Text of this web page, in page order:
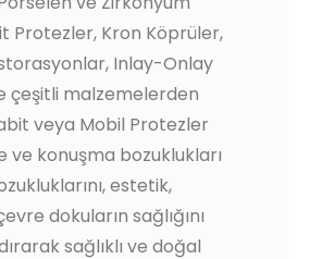
Protezler, Kron Köprüler,
Inlay-Onlay
çeşitli malzemelerden
veya Mobil Protezler
ve konuşma bozuklukları
estetik,
dokuların sağlığını
sağlıklı ve doğal